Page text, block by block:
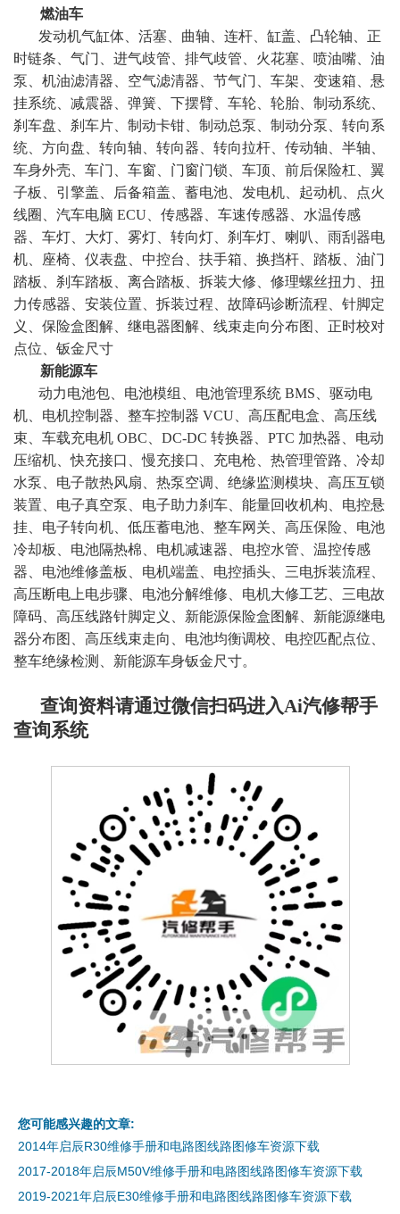
燃油车
发动机气缸体、活塞、曲轴、连杆、缸盖、凸轮轴、正
时链条、气门、进气歧管、排气歧管、火花塞、喷油嘴、油
泵、机油滤清器、空气滤清器、节气门、车架、变速箱、悬
挂系统、减震器、弹簧、下摆臂、车轮、轮胎、制动系统、
刹车盘、刹车片、制动卡钳、制动总泵、制动分泵、转向系
统、方向盘、转向轴、转向器、转向拉杆、传动轴、半轴、
车身外壳、车门、车窗、门窗门锁、车顶、前后保险杠、翼
子板、引擎盖、后备箱盖、蓄电池、发电机、起动机、点火
线圈、汽车电脑 ECU、传感器、车速传感器、水温传感
器、车灯、大灯、雾灯、转向灯、刹车灯、喇叭、雨刮器电
机、座椅、仪表盘、中控台、扶手箱、换挡杆、踏板、油门
踏板、刹车踏板、离合踏板、拆装大修、修理螺丝扭力、扭
力传感器、安装位置、拆装过程、故障码诊断流程、针脚定
义、保险盒图解、继电器图解、线束走向分布图、正时校对
点位、钣金尺寸
新能源车
动力电池包、电池模组、电池管理系统 BMS、驱动电
机、电机控制器、整车控制器 VCU、高压配电盒、高压线
束、车载充电机 OBC、DC-DC 转换器、PTC 加热器、电动
压缩机、快充接口、慢充接口、充电枪、热管理管路、冷却
水泵、电子散热风扇、热泵空调、绝缘监测模块、高压互锁
装置、电子真空泵、电子助力刹车、能量回收机构、电控悬
挂、电子转向机、低压蓄电池、整车网关、高压保险、电池
冷却板、电池隔热棉、电机减速器、电控水管、温控传感
器、电池维修盖板、电机端盖、电控插头、三电拆装流程、
高压断电上电步骤、电池分解维修、电机大修工艺、三电故
障码、高压线路针脚定义、新能源保险盒图解、新能源继电
器分布图、高压线束走向、电池均衡调校、电控匹配点位、
整车绝缘检测、新能源车身钣金尺寸。
查询资料请通过微信扫码进入Ai汽修帮手
查询系统
您可能感兴趣的文章:
2014年启辰R30维修手册和电路图线路图修车资源下载
2017-2018年启辰M50V维修手册和电路图线路图修车资源下载
2019-2021年启辰E30维修手册和电路图线路图修车资源下载